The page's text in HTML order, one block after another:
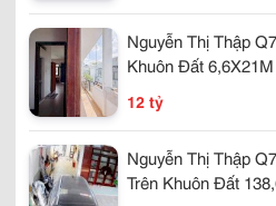
Nguyễn Thị Thập
Khuôn Đất
12 tỷ
Nguyễn Thị Thập
Trên Khuôn Đất